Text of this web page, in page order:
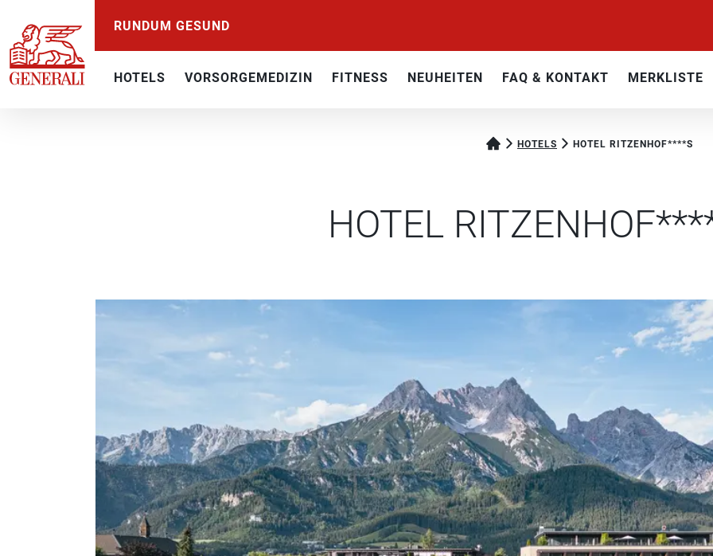
RUNDUM GESUND
HOTELS VORSORGEMEDIZIN FITNESS NEUHEITEN FAQ & KONTAKT MERKLISTE
HOTELS HOTEL RITZENHOF****S
HOTEL